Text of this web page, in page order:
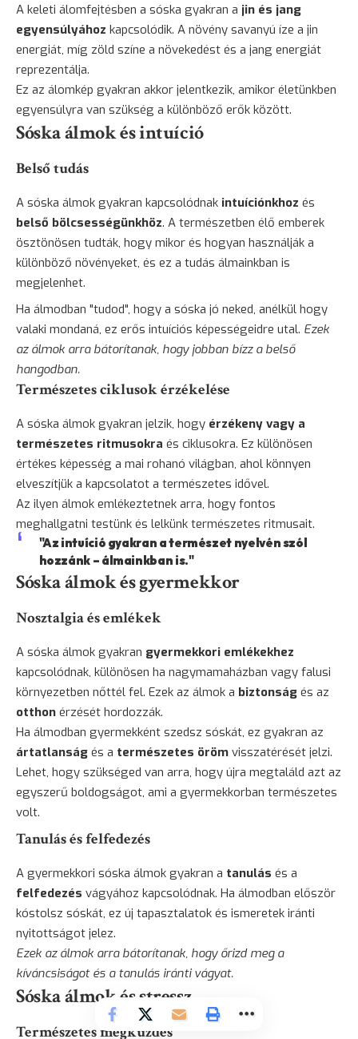
A keleti álomfejtésben a sóska gyakran a jin és jang
egyensúlyához kapcsolódik. A növény savanyú íze a jin
energiát, míg zöld színe a növekedést és a jang energiát
reprezentálja.
Ez az álomkép gyakran akkor jelentkezik, amikor életünkben
egyensúlyra van szükség a különböző erők között.
Sóska álmok és intuíció
Belső tudás
A sóska álmok gyakran kapcsolódnak intuíciónkhoz és
belső bölcsességünkhöz. A természetben élő emberek
ösztönösen tudták, hogy mikor és hogyan használják a
különböző növényeket, és ez a tudás álmainkban is
megjelenhet.
Ha álmodban "tudod", hogy a sóska jó neked, anélkül hogy
valaki mondaná, ez erős intuíciós képességeidre utal. Ezek
az álmok arra bátorítanak, hogy jobban bízz a belső
hangodban.
Természetes ciklusok érzékelése
A sóska álmok gyakran jelzik, hogy érzékeny vagy a
természetes ritmusokra és ciklusokra. Ez különösen
értékes képesség a mai rohanó világban, ahol könnyen
elveszítjük a kapcsolatot a természetes idővel.
Az ilyen álmok emlékeztetnek arra, hogy fontos
meghallgatni testünk és lelkünk természetes ritmusait.
"Az intuíció gyakran a természet nyelvén szól
hozzánk – álmainkban is."
Sóska álmok és gyermekkor
Nosztalgia és emlékek
A sóska álmok gyakran gyermekkori emlékekhez
kapcsolódnak, különösen ha nagymamaházban vagy falusi
környezetben nőttél fel. Ezek az álmok a biztonság és az
otthon érzését hordozzák.
Ha álmodban gyermekként szedsz sóskát, ez gyakran az
ártatlanság és a természetes öröm visszatérését jelzi.
Lehet, hogy szükséged van arra, hogy újra megtaláld azt az
egyszerű boldogságot, ami a gyermekkorban természetes
volt.
Tanulás és felfedezés
A gyermekkori sóska álmok gyakran a tanulás és a
felfedezés vágyához kapcsolódnak. Ha álmodban először
kóstolsz sóskát, ez új tapasztalatok és ismeretek iránti
nyitottságot jelez.
Ezek az álmok arra bátorítanak, hogy őrizd meg a
kíváncsiságot és a tanulás iránti vágyat.
Sóska álmok és stressz
Természetes megküzdés